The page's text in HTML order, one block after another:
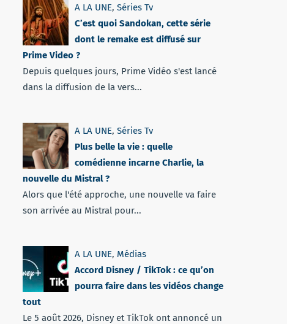
A LA UNE, Séries Tv
C’est quoi Sandokan, cette série
dont le remake est diffusé sur
Prime Video ?
Depuis quelques jours, Prime Vidéo s'est lancé
dans la diffusion de la vers...
A LA UNE, Séries Tv
Plus belle la vie : quelle
comédienne incarne Charlie, la
nouvelle du Mistral ?
Alors que l'été approche, une nouvelle va faire
son arrivée au Mistral pour...
A LA UNE, Médias
Accord Disney / TikTok : ce qu’on
pourra faire dans les vidéos change
tout
Le 5 août 2026, Disney et TikTok ont annoncé un